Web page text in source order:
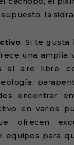
la
: Si te gusta
una amplia
al aire libre,
encontrar
en varios
ofrecen
equipos para